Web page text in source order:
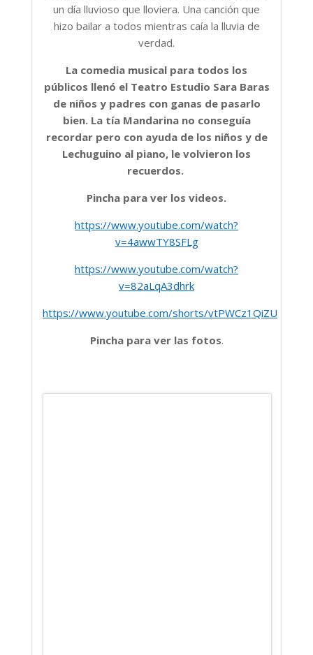
un día lluvioso que lloviera. Una canción que
hizo bailar a todos mientras caía la lluvia de
verdad.
La comedia musical para todos los
públicos llenó el Teatro Estudio Sara Baras
de niños y padres con ganas de pasarlo
bien. La tía Mandarina no conseguía
recordar pero con ayuda de los niños y de
Lechuguino al piano, le volvieron los
recuerdos.
Pincha para ver los videos.
https://www.youtube.com/watch?
v=4awwTY8SFLg
https://www.youtube.com/watch?
v=82aLqA3dhrk
https://www.youtube.com/shorts/vtPWCz1QiZU
Pincha para ver las fotos.